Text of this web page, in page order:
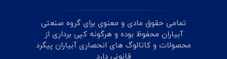
تمامی حقوق مادی و معنوی برای گروه صنعتی
آبیاران محفوظ بوده و هرگونه کپی برداری از
محصولات و کاتالوگ های انحصاری آبیاران پیگرد
قانونی دارد